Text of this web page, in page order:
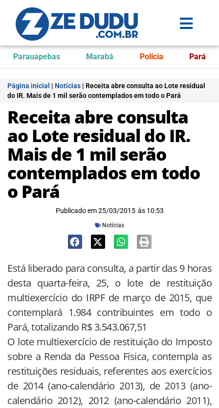
Parauapebas Marabá Polícia Pará
Página inicial | Notícias | Receita abre consulta ao Lote residual
do IR. Mais de 1 mil serão contemplados em todo o Pará
Receita abre consulta
ao Lote residual do IR.
Mais de 1 mil serão
contemplados em todo
o Pará
Publicado em 25/03/2015 às 10:53
Notícias
Está liberado para consulta, a partir das 9 horas
desta quarta-feira, 25, o lote de restituição
multiexercício do IRPF de março de 2015, que
contemplará 1.984 contribuintes em todo o
Pará, totalizando R$ 3.543.067,51
O lote multiexercício de restituição do Imposto
sobre a Renda da Pessoa Física, contempla as
restituições residuais, referentes aos exercícios
de 2014 (ano-calendário 2013), de 2013 (ano-
calendário 2012), 2012 (ano-calendário 2011),